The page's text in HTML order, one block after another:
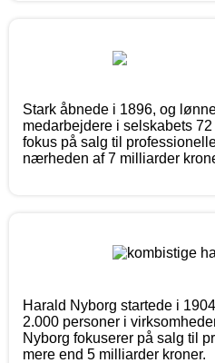
Stark åbnede i 1896, og
medarbejdere i selskabets
fokus på salg til
nærheden af 7 milliarder
Harald Nyborg startede i
2.000 personer i
Nyborg fokuserer på salg til
mere end 5 milliarder kroner.